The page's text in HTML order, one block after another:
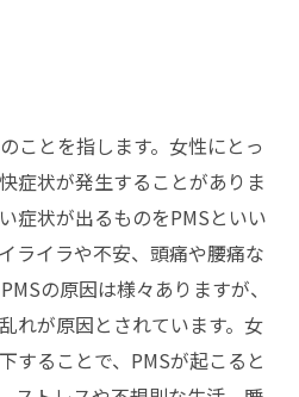
ことを指します。女性にとっ
症状が発生することがありま
症状が出るものをPMSといい
ライラや不安、頭痛や腰痛な
の原因は様々ありますが、
れが原因とされています。女
することで、PMSが起こると